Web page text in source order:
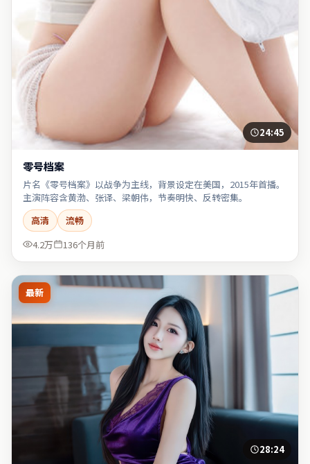
24:45
零号档案
片名《零号档案》以战争为主线，背景设定在美国，2015年首播。
主演阵容含黄渤、张译、梁朝伟，节奏明快、反转密集。
高清
流畅
4.2万
136个月前
最新
28:24